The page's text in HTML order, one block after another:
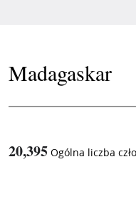
Madagaskar
20,395 Ogólna liczba